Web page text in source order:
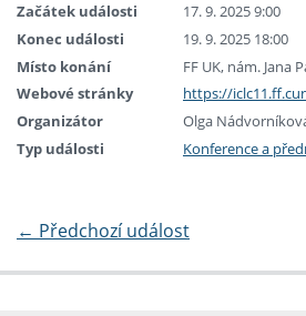
Začátek události
17. 9. 2025 9:00
Konec události
19. 9. 2025 18:00
Místo konání
FF UK, nám. Jana
Webové stránky
https://
Organizátor
Olga
Typ události
Konference a
← Předchozí událost